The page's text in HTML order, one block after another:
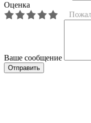
Оценка
Ваше сообщение